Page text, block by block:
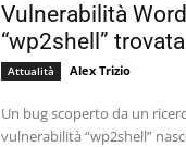
Vulnerabilità
“wp2shell”
Attualità Alex Trizio
Un bug scoperto da un
vulnerabilità “wp2shell”